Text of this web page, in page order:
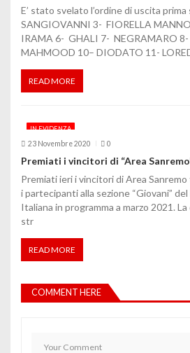
E’ stato svelato l’ordine di uscita
SANGIOVANNI 3- FIORELLA
IRAMA 6- GHALI 7- NEGRAMARO
MAHMOOD 10– DIODATO 11-
READ MORE
IN EVIDENZA
23 Novembre 2020 0
Premiati i vincitori di “Area
Premiati ieri i vincitori di Area
i partecipanti alla sezione “Giovani”
Italiana in programma a marzo 2021.
str
READ MORE
COMMENT HERE